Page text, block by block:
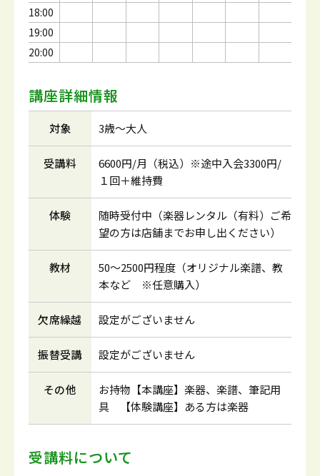
18:00
19:00
20:00
講座詳細情報
対象 3歳～大人
受講料
6600円/月（税込）※途中入会3300円/
１回＋維持費
体験
随時受付中（楽器レンタル（有料）ご希
望の方は店舗までお申し出ください）
教材
50～2500円程度（オリジナル楽譜、教
本など ※任意購入）
欠席繰越 設定がございません
振替受講 設定がございません
その他
お持物【本講座】楽器、楽譜、筆記用
具 【体験講座】ある方は楽器
受講料について